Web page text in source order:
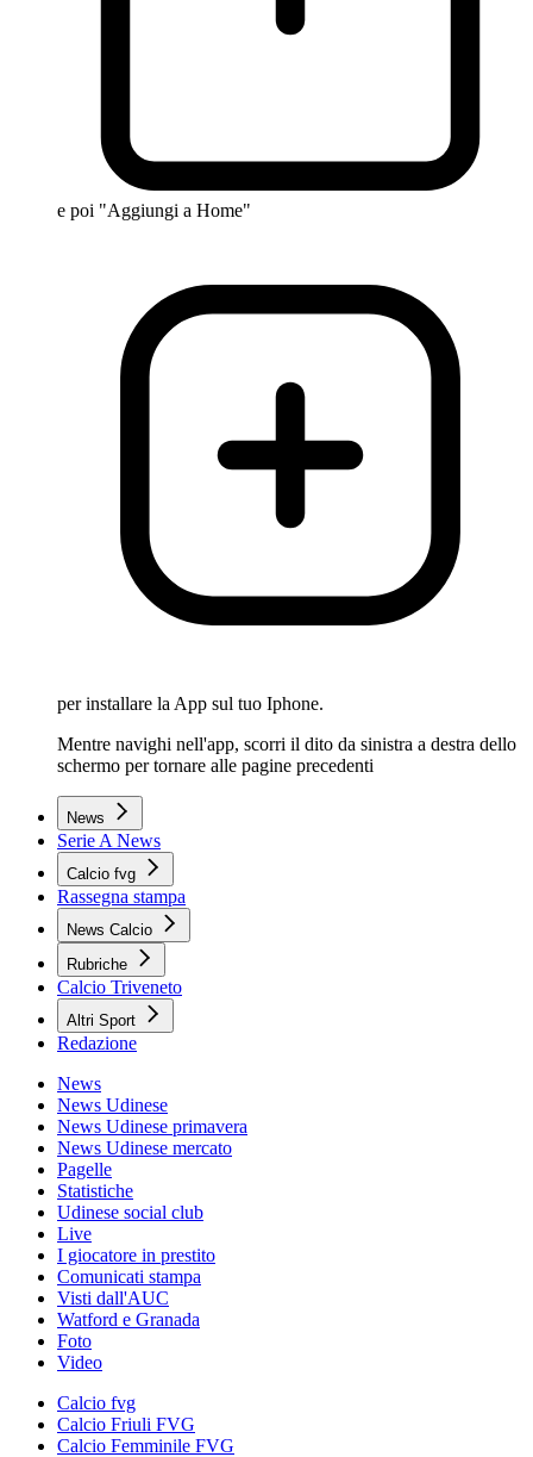
e poi "Aggiungi a Home"
per installare la App sul tuo Iphone.
Mentre navighi nell'app, scorri il dito da sinistra a destra dello
schermo per tornare alle pagine precedenti
News
Serie A News
Calcio fvg
Rassegna stampa
News Calcio
Rubriche
Calcio Triveneto
Altri Sport
Redazione
News
News Udinese
News Udinese primavera
News Udinese mercato
Pagelle
Statistiche
Udinese social club
Live
I giocatore in prestito
Comunicati stampa
Visti dall'AUC
Watford e Granada
Foto
Video
Calcio fvg
Calcio Friuli FVG
Calcio Femminile FVG